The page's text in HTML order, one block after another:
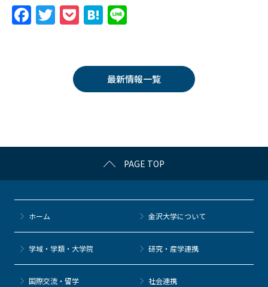
F
k
T
er
P
k
et
H
n
a
最新情報一覧
PAGE TOP
ホーム 金沢大学について
学域・学類・大学院 研究・産学連携
国際交流・留学 社会連携